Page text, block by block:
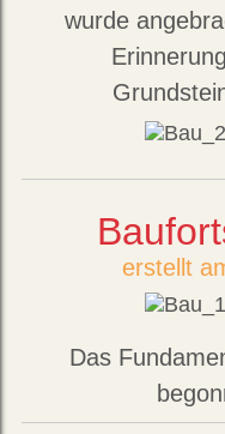
wurde
erstellt
Das